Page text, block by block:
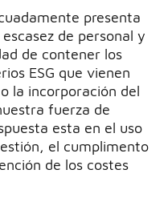
presenta
de personal y
de contener los
ESG que vienen
la incorporación del
fuerza de
esta en el uso
el cumplimento
de los costes